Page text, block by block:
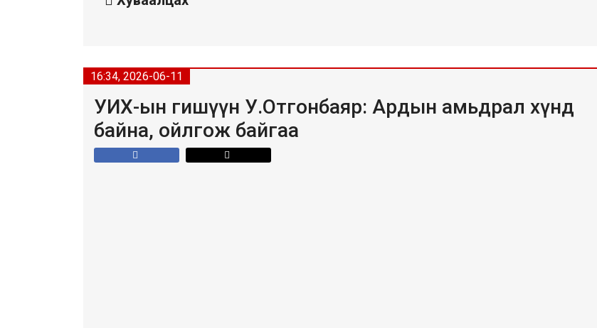
16:34, 2026-06-11
УИХ-ын гишүүн У.Отгонбаяр: Ардын амьдрал хүнд
байна, ойлгож байгаа